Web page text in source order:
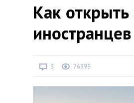
Все страны
Как
иностранцев
3 76395